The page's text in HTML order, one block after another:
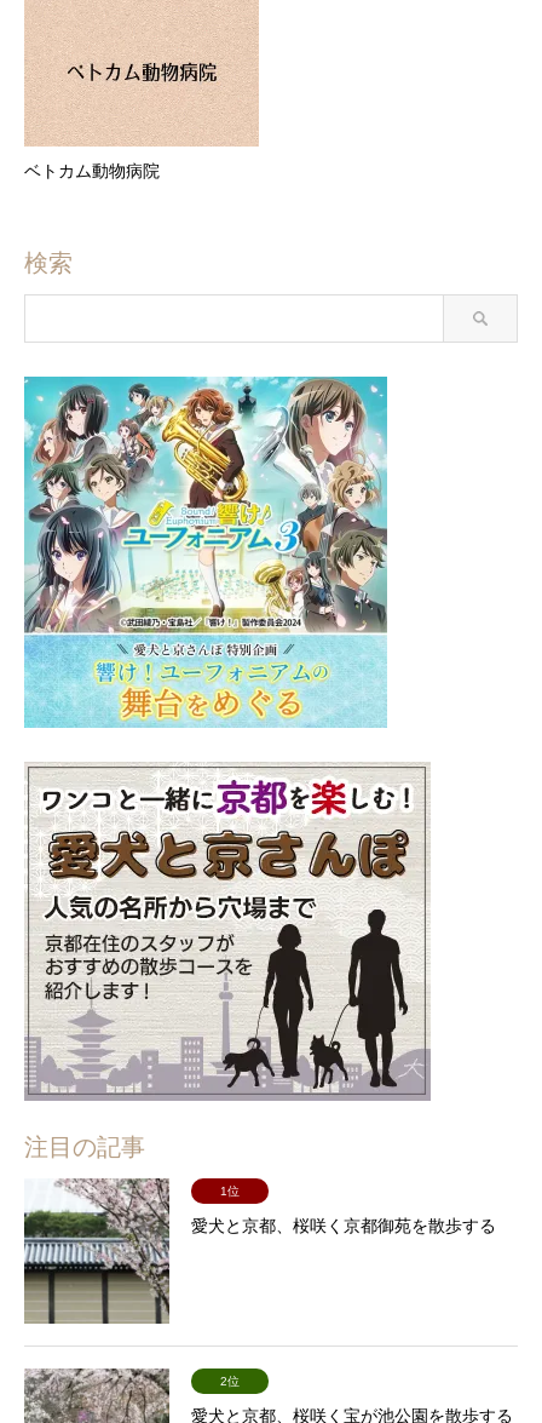
ベトカム動物病院
検索
注目の記事
1位
愛犬と京都、桜咲く京都御苑を散歩する
2位
愛犬と京都、桜咲く宝が池公園を散歩する